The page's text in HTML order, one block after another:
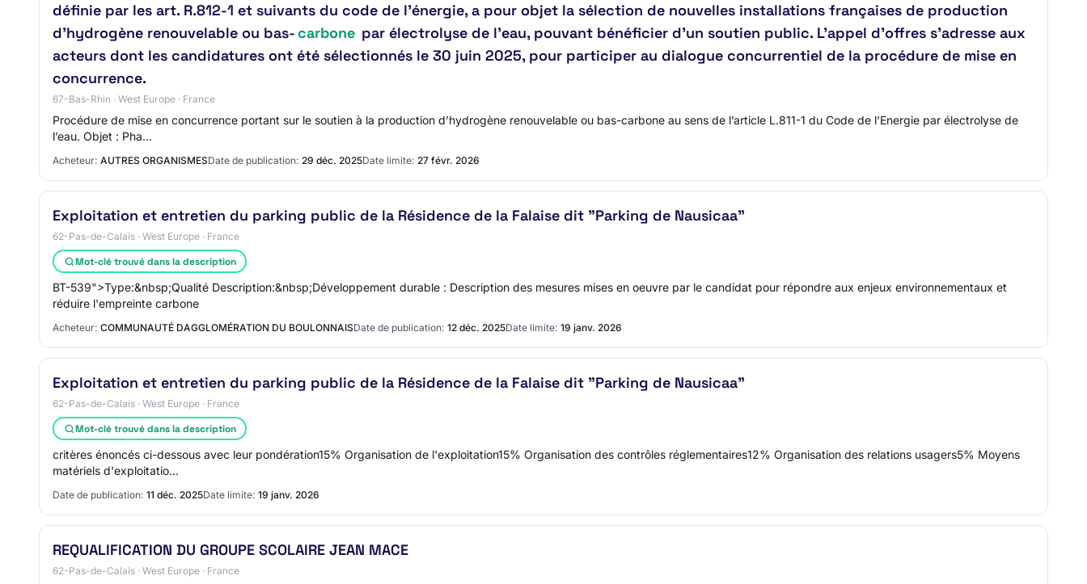
définie par les art. R.812-1 et suivants du code de l’énergie, a pour objet la sélection de nouvelles installations françaises de production
d’hydrogène renouvelable ou bas-carbone par électrolyse de l'eau, pouvant bénéficier d’un soutien public. L'appel d'offres s'adresse aux
acteurs dont les candidatures ont été sélectionnés le 30 juin 2025, pour participer au dialogue concurrentiel de la procédure de mise en
concurrence.
67-Bas-Rhin · West Europe · France
Procédure de mise en concurrence portant sur le soutien à la production d’hydrogène renouvelable ou bas-carbone au sens de l’article L.811-1 du Code de l’Energie par électrolyse de
l’eau. Objet : Pha…
Acheteur: AUTRES ORGANISMESDate de publication: 29 déc. 2025Date limite: 27 févr. 2026
Exploitation et entretien du parking public de la Résidence de la Falaise dit "Parking de Nausicaa"
62-Pas-de-Calais · West Europe · France
Mot-clé trouvé dans la description
BT-539">Type:&nbsp;Qualité Description:&nbsp;Développement durable : Description des mesures mises en oeuvre par le candidat pour répondre aux enjeux environnementaux et
réduire l'empreinte carbone
Acheteur: COMMUNAUTÉ DAGGLOMÉRATION DU BOULONNAISDate de publication: 12 déc. 2025Date limite: 19 janv. 2026
Exploitation et entretien du parking public de la Résidence de la Falaise dit "Parking de Nausicaa"
62-Pas-de-Calais · West Europe · France
Mot-clé trouvé dans la description
critères énoncés ci-dessous avec leur pondération15% Organisation de l'exploitation15% Organisation des contrôles réglementaires12% Organisation des relations usagers5% Moyens
matériels d'exploitatio…
Date de publication: 11 déc. 2025Date limite: 19 janv. 2026
REQUALIFICATION DU GROUPE SCOLAIRE JEAN MACE
62-Pas-de-Calais · West Europe · France